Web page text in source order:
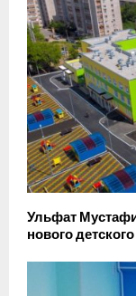
Ульфат
нового